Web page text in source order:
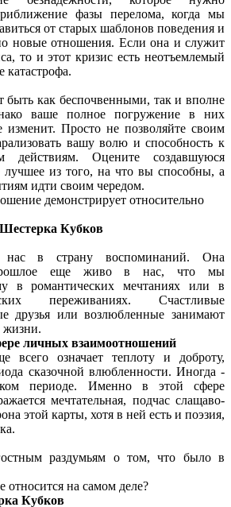
фазы перелома, когда мы
от старых шаблонов поведения и
новые отношения. Если она и служит
то и этот кризис есть неотъемлемый
катастрофа.
как беспочвенными, так и вполне
ваше полное погружение в них
изменит. Просто не позволяйте своим
вашу волю и способность к
действиям. Оцените создавшуюся
лучшее из того, на что вы способны, а
идти своим чередом.
демонстрирует относительно
Кубков
нас в страну воспоминаний. Она
еще живо в нас, что мы
в романтических мечтаниях или в
переживаниях. Счастливые
друзья или возлюбленные занимают
жизни.
личных взаимоотношений
всего означает теплоту и доброту,
сказочной влюбленности. Иногда -
периоде. Именно в этой сфере
мечтательная, подчас слащаво-
этой карты, хотя в ней есть и поэзия,
раздумьям о том, что было в
относится на самом деле?
Кубков